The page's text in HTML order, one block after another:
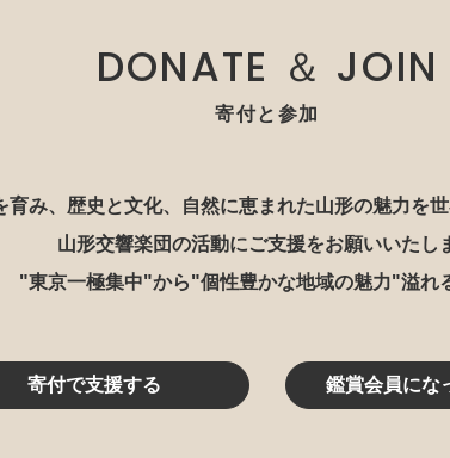
DONATE ＆ JOIN
寄付と参加
育み、歴史と文化、自然に恵まれた山形の魅力を
山形交響楽団の活動にご支援をお願いいたし
"東京一極集中"から"個性豊かな地域の魅力"溢れ
寄付で支援する 鑑賞会員にな